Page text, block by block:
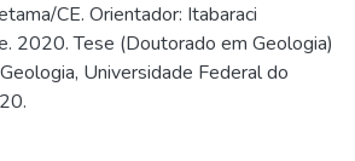
CE. Orientador: Itabaraci
2020. Tese (Doutorado em Geologia)
Universidade Federal do